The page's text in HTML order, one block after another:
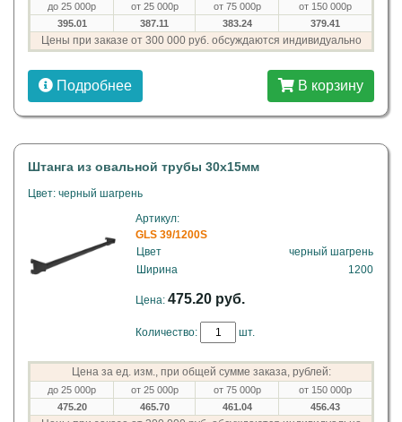
до 25 000р от 25 000р от 75 000р
от 150 000р
395.01
387.11 383.24 379.41
Цены при заказе от 300 000 руб. обсуждаются индивидуально
Подробнее В корзину
Штанга из овальной трубы 30х15мм
Цвет: черный шагрень
Артикул:
GLS 39/1200S
Цвет
черный шагрень
Ширина
1200
Цена: 475.20 руб.
Количество: шт.
Цена за ед. изм., при общей сумме заказа, рублей:
до 25 000р от 25 000р от 75 000р
от 150 000р
475.20
465.70 461.04 456.43